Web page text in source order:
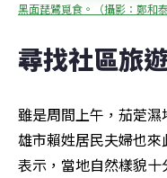
黑面琵鷺覓食。（攝影：鄭和泰
尋找社區旅
雖是周間上午，茄萣
雄市賴姓居民夫婦也
表示，當地自然樣貌